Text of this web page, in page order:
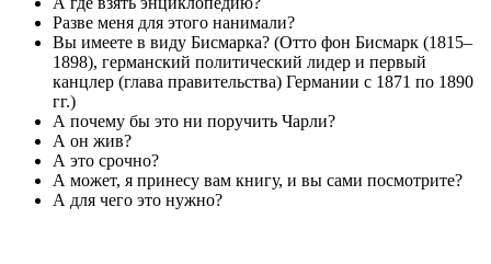
Разве меня для этого нанимали?
Вы имеете в виду Бисмарка? (Отто фон Бисмарк (1815–
1898), германский политический лидер и первый
канцлер (глава правительства) Германии с 1871 по 1890
гг.)
А почему бы это ни поручить Чарли?
А он жив?
А это срочно?
А может, я принесу вам книгу, и вы сами посмотрите?
А для чего это нужно?